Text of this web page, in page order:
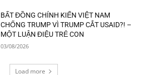
BẤT ĐỒNG CHÍNH KIẾN VIỆT NAM
CHỐNG TRUMP VÌ TRUMP CẮT USAID?! –
MỘT LUẬN ĐIỆU TRẺ CON
03/08/2026
Load more